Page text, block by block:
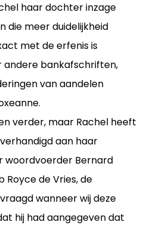
haar dochter inzage
die meer duidelijkheid
met de erfenis is
andere bankafschriften,
van aandelen
verder, maar Rachel heeft
aan haar
Bernard
Royce de Vries, de
wanneer wij deze
hij had aangegeven dat